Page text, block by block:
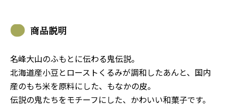
商品説明
名峰大山のふもとに伝わる鬼伝説。
北海道産小豆とローストくるみが調和したあんと、国内
産のもち米を原料にした、もなかの皮。
伝説の鬼たちをモチーフにした、かわいい和菓子です。